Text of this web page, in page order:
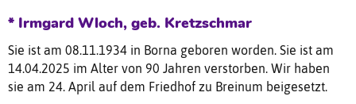
* Irmgard Wloch, geb. Kretzschmar
Sie ist am 08.11.1934 in Borna geboren worden. Sie ist am
14.04.2025 im Alter von 90 Jahren verstorben. Wir haben
sie am 24. April auf dem Friedhof zu Breinum beigesetzt.